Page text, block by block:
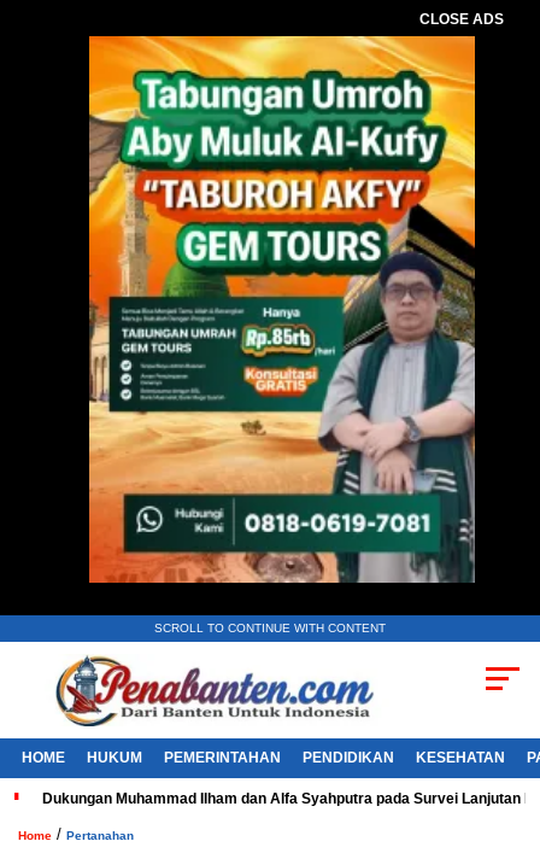
CLOSE ADS
SCROLL TO CONTINUE WITH CONTENT
HOME HUKUM PEMERINTAHAN PENDIDIKAN KESEHATAN
Dukungan Muhammad Ilham dan Alfa Syahputra pada Survei Lanjutan
Home / Pertanahan